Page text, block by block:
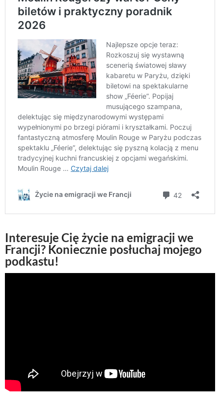
Interesuje Cię życie na emigracji we
Francji? Koniecznie posłuchaj mojego
podkastu!